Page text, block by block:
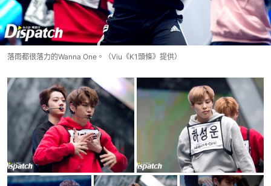
落雨都很落力的Wanna One。（Viu《K1頭條》提供）